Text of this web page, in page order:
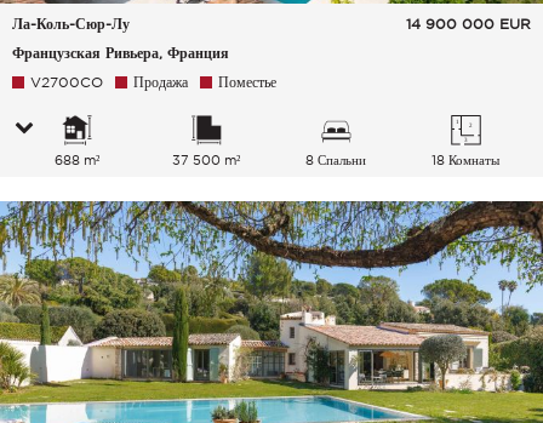
Ла-Коль-Сюр-Лу
Французская Ривьера, Франция
14 900 000 EUR
V2700CO Продажа Поместье
688 m² 37 500 m² 8 Спальни 18 Комнаты